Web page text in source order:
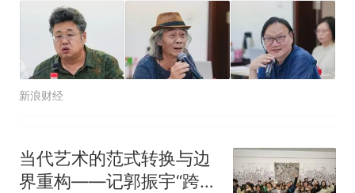
新浪财经
当代艺术的范式转换与边
界重构——记郭振宇“跨界